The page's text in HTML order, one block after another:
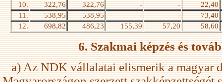
10.
322,76 322,76 - -
22,40
11.
538,95 538,95 - -
73,40
12.
698,82 486,23 155,39 57,20 58,60
6. Szakmai képzés és
a) Az NDK vállalatai elismerik a magyar